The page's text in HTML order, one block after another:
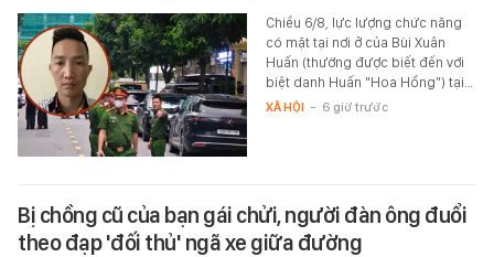
Chiều 6/8, lực lượng chức năng
có mặt tại nơi ở của Bùi Xuân
Huấn (thường được biết đến với
biệt danh Huấn "Hoa Hồng") tại…
XÃ HỘI - 6 giờ trước
Bị chồng cũ của bạn gái chửi, người đàn ông đuổi
theo đạp 'đối thủ' ngã xe giữa đường